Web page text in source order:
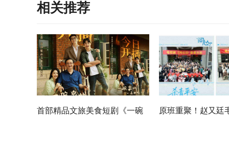
相关推荐
首部精品文旅美食短剧《一碗 原班重聚！赵又廷